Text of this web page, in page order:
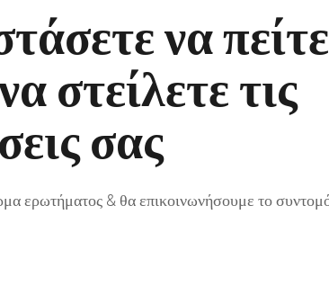
να πείτε
στείλετε τις
σας
ερωτήματος & θα επικοινωνήσουμε το